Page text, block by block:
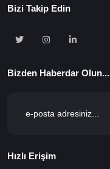
Bizi Takip Edin
Bizden Haberdar Olun...
Hızlı Erişim